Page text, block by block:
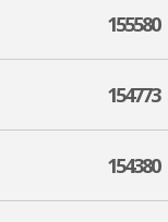
155580
154773
154380